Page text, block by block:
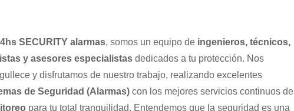
SECURITY alarmas, somos un equipo de ingenieros, técnicos,
y asesores especialistasdedicados a tu protección. Nos
y disfrutamos de nuestro trabajo, realizando excelentes
de Seguridad (Alarmas)con los mejores servicios continuos de
para tu total tranquilidad. Entendemos que la seguridad es una